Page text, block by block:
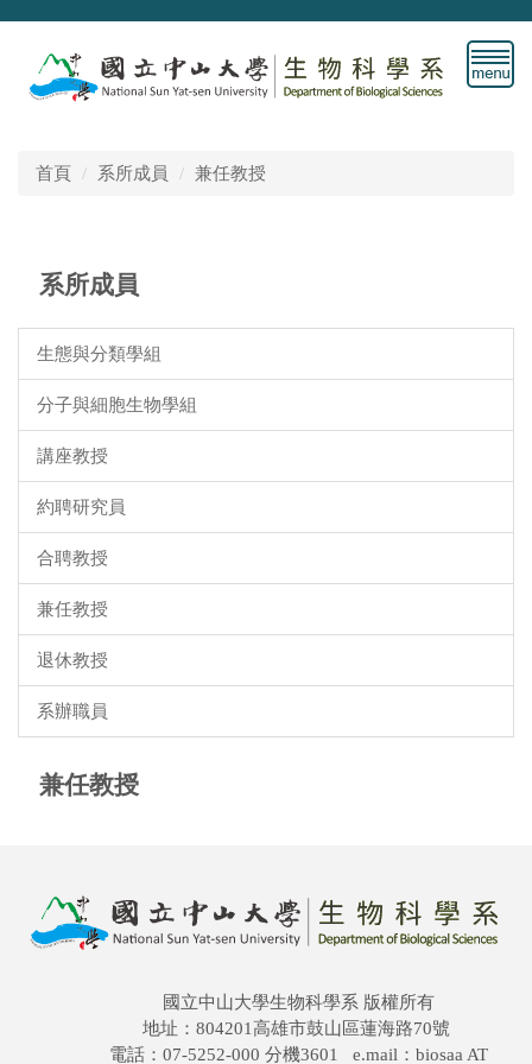
跳
首頁 系所成員 兼任教授
系所成員
生態與分類學組
分子與細胞生物學組
講座教授
約聘研究員
合聘教授
兼任教授
退休教授
系辦職員
兼任教授
國立中山大學生物科學系 版權所有
地址：804201高雄市鼓山區蓮海路70號
電話：07-5252-000 分機3601 e.mail：biosaa AT